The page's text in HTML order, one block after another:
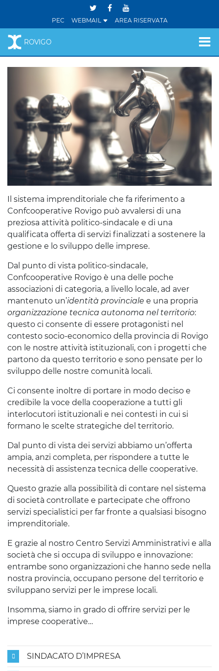
PEC WEBMAIL AREA RISERVATA
ROVIGO
Il sistema imprenditoriale che fa riferimento a
Confcooperative Rovigo può avvalersi di una
preziosa attività politico-sindacale e di una
qualificata offerta di servizi finalizzati a sostenere la
gestione e lo sviluppo delle imprese.
Dal punto di vista politico-sindacale,
Confcooperative Rovigo è una delle poche
associazioni di categoria, a livello locale, ad aver
mantenuto un’identità provinciale e una propria
organizzazione tecnica autonoma nel territorio:
questo ci consente di essere protagonisti nel
contesto socio-economico della provincia di Rovigo
con le nostre attività istituzionali, con i progetti che
partono da questo territorio e sono pensate per lo
sviluppo delle nostre comunità locali.
Ci consente inoltre di portare in modo deciso e
credibile la voce della cooperazione a tutti gli
interlocutori istituzionali e nei contesti in cui si
formano le scelte strategiche del territorio.
Dal punto di vista dei servizi abbiamo un’offerta
ampia, anzi completa, per rispondere a tutte le
necessità di assistenza tecnica delle cooperative.
Questo grazie alla possibilità di contare nel sistema
di società controllate e partecipate che offrono
servizi specialistici per far fronte a qualsiasi bisogno
imprenditoriale.
E grazie al nostro Centro Servizi Amministrativi e alla
società che si occupa di sviluppo e innovazione:
entrambe sono organizzazioni che hanno sede nella
nostra provincia, occupano persone del territorio e
sviluppano servizi per le imprese locali.
Insomma, siamo in grado di offrire servizi per le
imprese cooperative…
SINDACATO D’IMPRESA